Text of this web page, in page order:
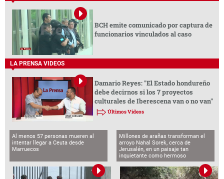
BCH emite comunicado por captura de
funcionarios vinculados al caso
LA PRENSA VIDEOS
Damario Reyes: "El Estado hondureño
debe decirnos si los 7 proyectos
culturales de Iberescena van o no van"
Últimos Videos
Al menos 57 personas mueren al
intentar llegar a Ceuta desde
Marruecos
Millones de arañas transforman el
arroyo Nahal Sorek, cerca de
Jerusalén, en un paisaje tan
inquietante como hermoso